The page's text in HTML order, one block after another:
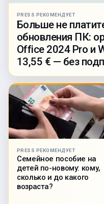
PRESS РЕКОМЕНДУЕТ
Больше не
обновления ПК:
Office 2024 Pro и
13,55 € — без
PRESS РЕКОМЕНДУЕТ
Семейное пособие на
детей по-новому: кому,
сколько и до какого
возраста?